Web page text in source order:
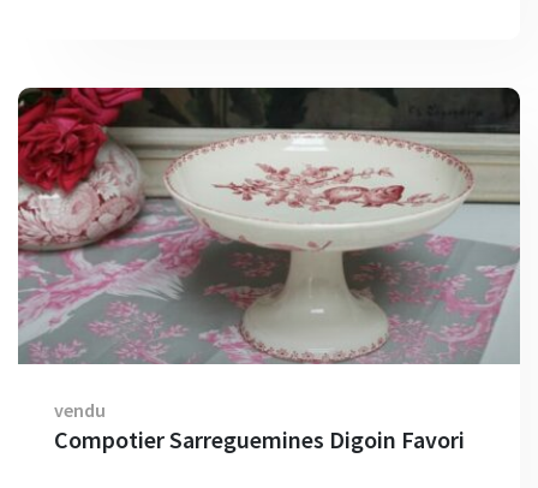
vendu
Compotier Sarreguemines Digoin Favori